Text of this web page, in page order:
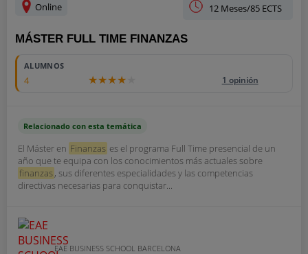
Online 12 Meses/85 ECTS
MÁSTER FULL TIME FINANZAS
ALUMNOS
4 1 opinión
Relacionado con esta temática
El Máster en Finanzas es el programa Full Time presencial de un
año que te equipa con los conocimientos más actuales sobre
finanzas, sus diferentes especialidades y las competencias
directivas necesarias para conquistar...
EAE BUSINESS SCHOOL BARCELONA